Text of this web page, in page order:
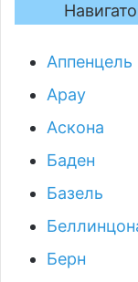
Аппенцель
Арау
Аскона
Баден
Базель
Берн